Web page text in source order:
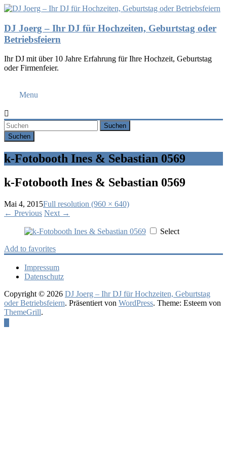
DJ Joerg – Ihr DJ für Hochzeiten, Geburtstag oder
Betriebsfeiern
Ihr DJ mit über 10 Jahre Erfahrung für Ihre Hochzeit, Geburtstag
oder Firmenfeier.
Menu
Suchen
k-Fotobooth Ines & Sebastian 0569
k-Fotobooth Ines & Sebastian 0569
Mai 4, 2015Full resolution (960 × 640)
← Previous Next →
Select
Add to favorites
Impressum
Datenschutz
Copyright © 2026 DJ Joerg – Ihr DJ für Hochzeiten, Geburtstag
oder Betriebsfeiern. Präsentiert von WordPress. Theme: Esteem von
ThemeGrill.